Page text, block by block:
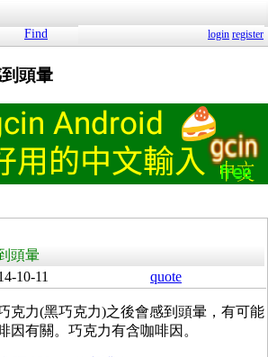
Find login register
頭暈
頭暈
10-11 quote
克力(黑巧克力)之後會感到頭暈，有可能
因有關。巧克力有含咖啡因。